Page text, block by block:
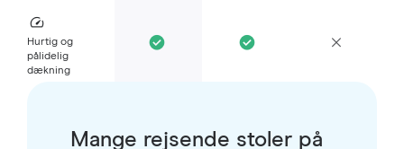
Hurtig og
pålidelig
dækning
Mange rejsende stoler på